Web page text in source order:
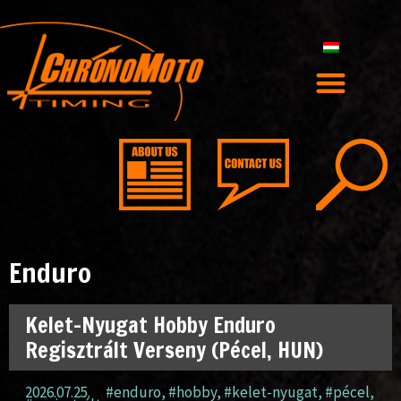
Enduro
Kelet-Nyugat Hobby Enduro
Regisztrált Verseny (Pécel, HUN)
2026.07.25. #enduro, #hobby, #kelet-nyugat, #pécel,